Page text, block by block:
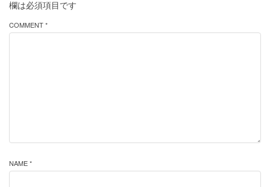
欄は必須項目です
COMMENT *
NAME *